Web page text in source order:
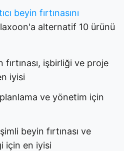
beyin fırtınasını
alternatif 10 ürünü
fırtınası, işbirliği ve proje
iyisi
ve yönetim için
beyin fırtınası ve
için en iyisi